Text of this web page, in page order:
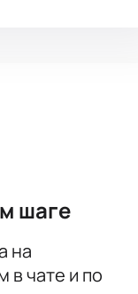
шаге
на
чате и по